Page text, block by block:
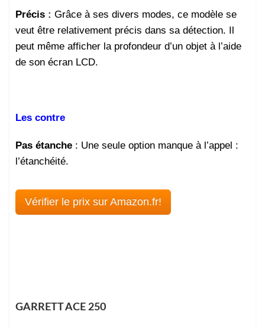
Précis: Grâce à ses divers modes, ce modèle se
veut être relativement précis dans sa détection. Il
peut même afficher la profondeur d’un objet à l’aide
de son écran LCD.
Les contre
Pas étanche: Une seule option manque à l’appel :
l’étanchéité.
Vérifier le prix sur Amazon.fr!
GARRETT ACE 250